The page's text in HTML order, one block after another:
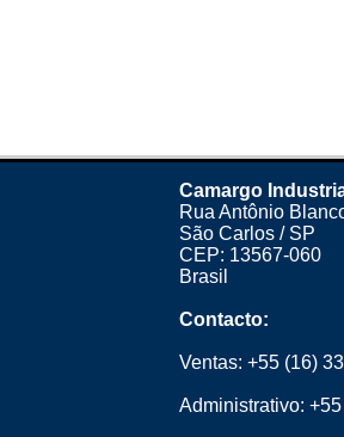
Camargo
Rua Antônio
São Carlos / SP
CEP: 13567-060
Brasil
Contacto:
Ventas: +55 (16)
Administrativo: